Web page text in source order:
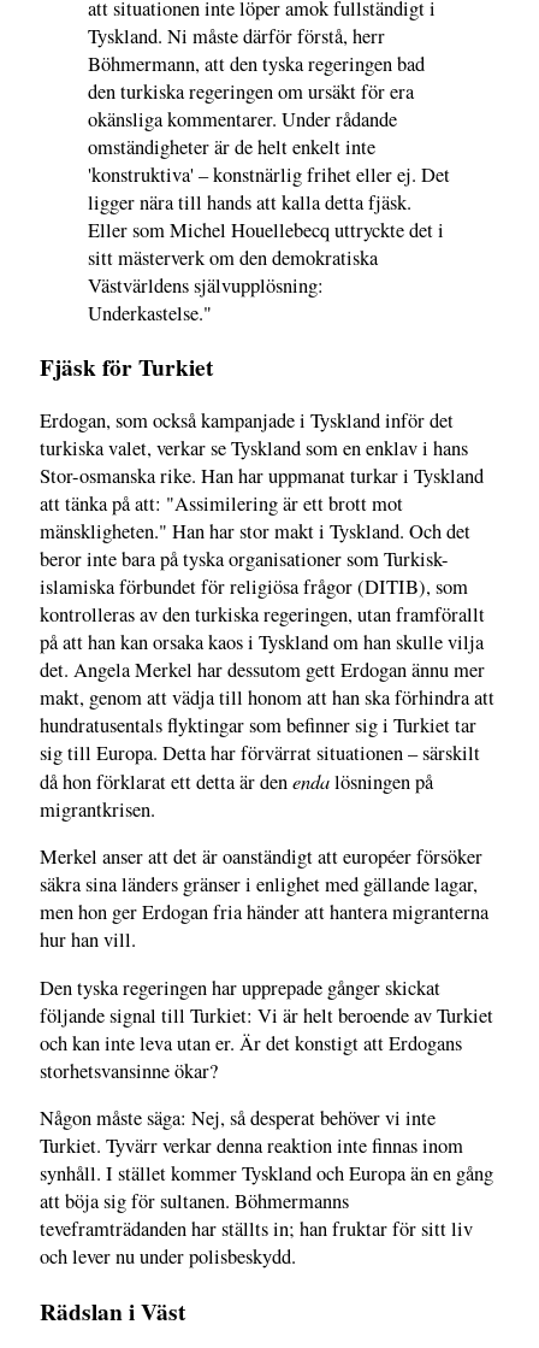
att situationen inte löper amok fullständigt i
Tyskland. Ni måste därför förstå, herr
Böhmermann, att den tyska regeringen bad
den turkiska regeringen om ursäkt för era
okänsliga kommentarer. Under rådande
omständigheter är de helt enkelt inte
'konstruktiva' – konstnärlig frihet eller ej. Det
ligger nära till hands att kalla detta fjäsk.
Eller som Michel Houellebecq uttryckte det i
sitt mästerverk om den demokratiska
Västvärldens självupplösning:
Underkastelse."
Fjäsk för Turkiet
Erdogan, som också kampanjade i Tyskland inför det
turkiska valet, verkar se Tyskland som en enklav i hans
Stor-osmanska rike. Han har uppmanat turkar i Tyskland
att tänka på att: "Assimilering är ett brott mot
mänskligheten." Han har stor makt i Tyskland. Och det
beror inte bara på tyska organisationer som Turkisk-
islamiska förbundet för religiösa frågor (DITIB), som
kontrolleras av den turkiska regeringen, utan framförallt
på att han kan orsaka kaos i Tyskland om han skulle vilja
det. Angela Merkel har dessutom gett Erdogan ännu mer
makt, genom att vädja till honom att han ska förhindra att
hundratusentals flyktingar som befinner sig i Turkiet tar
sig till Europa. Detta har förvärrat situationen – särskilt
då hon förklarat ett detta är denendalösningen på
migrantkrisen.
Merkel anser att det är oanständigt att européer försöker
säkra sina länders gränser i enlighet med gällande lagar,
men hon ger Erdogan fria händer att hantera migranterna
hur han vill.
Den tyska regeringen har upprepade gånger skickat
följande signal till Turkiet: Vi är helt beroende av Turkiet
och kan inte leva utan er. Är det konstigt att Erdogans
storhetsvansinne ökar?
Någon måste säga: Nej, så desperat behöver vi inte
Turkiet. Tyvärr verkar denna reaktion inte finnas inom
synhåll. I stället kommer Tyskland och Europa än en gång
att böja sig för sultanen. Böhmermanns
teveframträdanden har ställts in; han fruktar för sitt liv
och lever nu under polisbeskydd.
Rädslan i Väst